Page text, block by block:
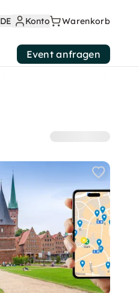
DE Konto Warenkorb
Event anfragen